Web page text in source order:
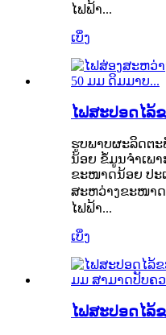
ໄຟຟ້າ...
ເບິ່ງ
ໄຟສະປອດໄລ້
ຮູບພາບຜະລິດຕ
ນ້ອຍ ຂໍ້ມູນຈຳເພ
ຂະໜາດນ້ອຍ ປະ
ສະຫວ່າງຂະໜາດ
ໄຟຟ້າ...
ເບິ່ງ
ໄຟສະປອດໄລ້